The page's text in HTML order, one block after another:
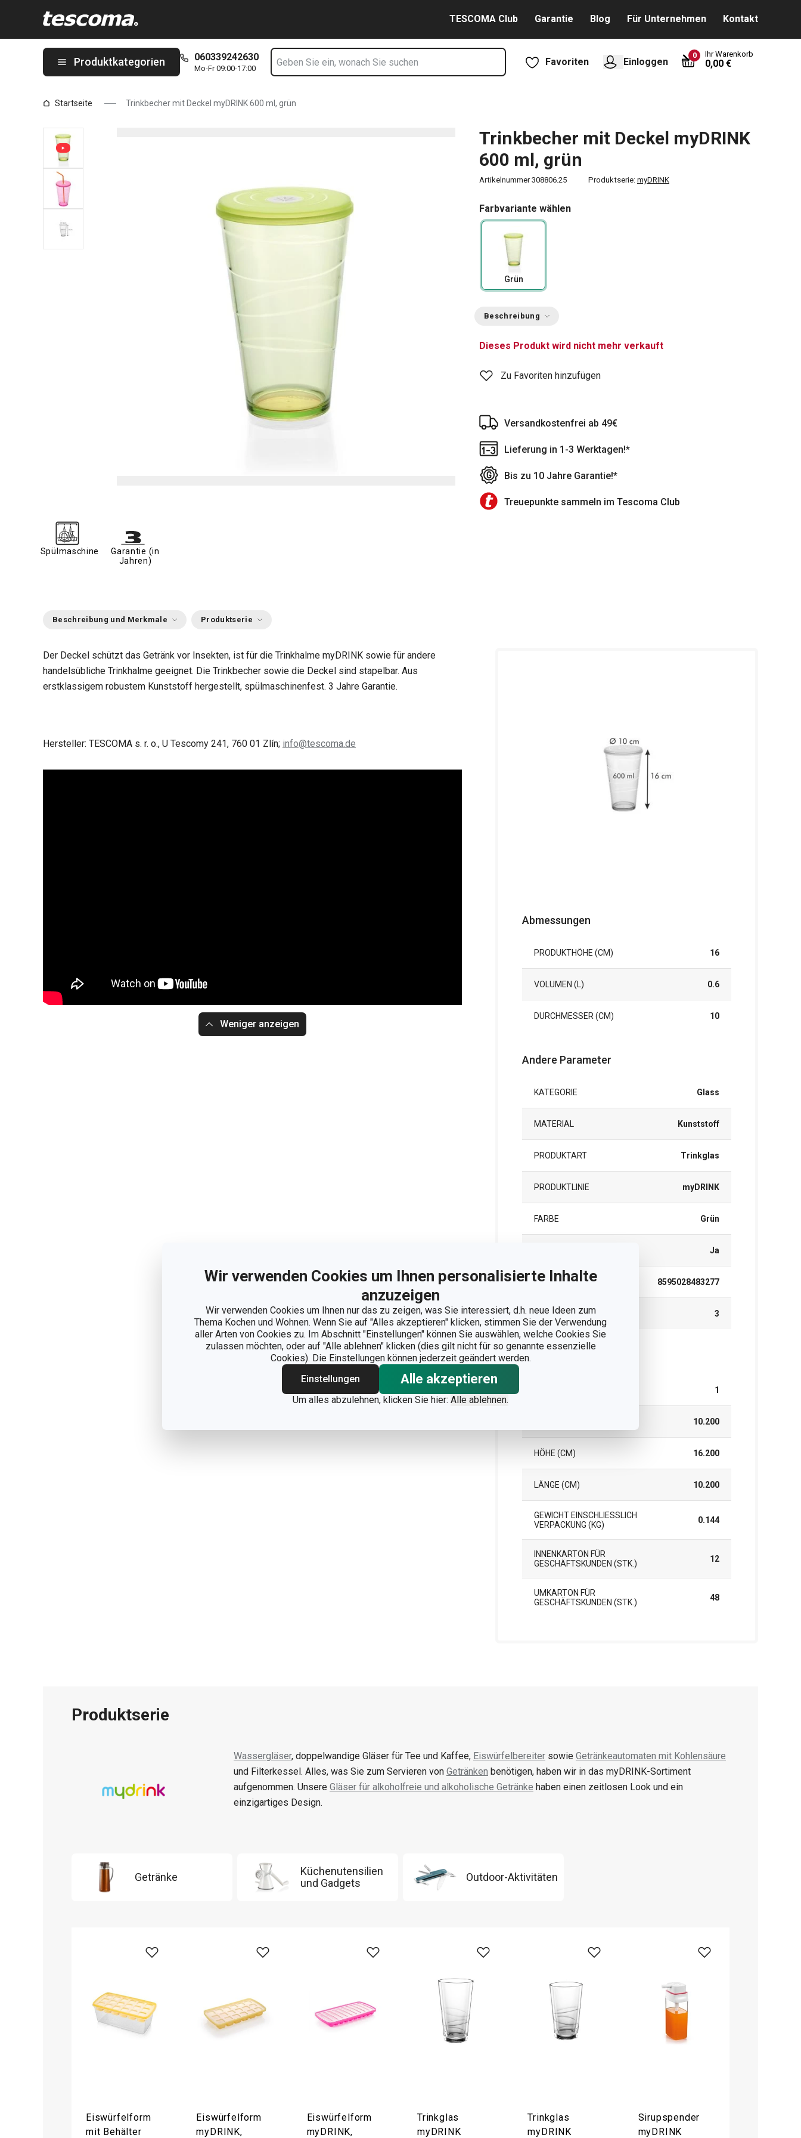
Wir verwenden Cookies um Ihnen personalisierte Inhalte
anzuzeigen
Wir verwenden Cookies um Ihnen nur das zu zeigen, was Sie interessiert, d.h. neue Ideen zum
Thema Kochen und Wohnen. Wenn Sie auf "Alles akzeptieren" klicken, stimmen Sie der Verwendung
aller Arten von Cookies zu. Im Abschnitt "Einstellungen" können Sie auswählen, welche Cookies Sie
zulassen möchten, oder auf "Alle ablehnen" klicken (dies gilt nicht für so genannte essenzielle
Cookies). Die Einstellungen können jederzeit geändert werden.
Einstellungen
Alle akzeptieren
Um alles abzulehnen, klicken Sie hier: Alle ablehnen.
TESCOMA Club Garantie Blog Für Unternehmen Kontakt
Produktkategorien 060339242630
Mo-Fr 09:00-17:00
Favoriten Einloggen
0 Ihr Warenkorb
0,00 €
Startseite Trinkbecher mit Deckel myDRINK 600 ml, grün
Trinkbecher mit Deckel myDRINK
600 ml, grün
Artikelnummer 308806.25 Produktserie: myDRINK
Farbvariante wählen
Grün
Beschreibung
Dieses Produkt wird nicht mehr verkauft
Zu Favoriten hinzufügen
Versandkostenfrei ab 49€
Lieferung in 1-3 Werktagen!*
Bis zu 10 Jahre Garantie!*
Treuepunkte sammeln im Tescoma Club
Spülmaschine
Garantie (in
Jahren)
Beschreibung und Merkmale Produktserie
Der Deckel schützt das Getränk vor Insekten, ist für die Trinkhalme myDRINK sowie für andere
handelsübliche Trinkhalme geeignet. Die Trinkbecher sowie die Deckel sind stapelbar. Aus
erstklassigem robustem Kunststoff hergestellt, spülmaschinenfest. 3 Jahre Garantie.
Hersteller: TESCOMA s. r. o., U Tescomy 241, 760 01 Zlín; info@tescoma.de
Weniger anzeigen
Abmessungen
PRODUKTHÖHE (CM) 16
VOLUMEN (L) 0.6
DURCHMESSER (CM) 10
Andere Parameter
KATEGORIE Glass
MATERIAL Kunststoff
PRODUKTART Trinkglas
PRODUKTLINIE myDRINK
FARBE Grün
Ja
EAN 8595028483277
GARANTIE (IN JAHREN) 3
Verpackung
1
10.200
HÖHE (CM) 16.200
LÄNGE (CM) 10.200
GEWICHT EINSCHLIESSLICH V
ERPACKUNG (KG)
0.144
INNENKARTON FÜR
GESCHÄFTSKUNDEN (STK.)
12
UMKARTON FÜR
GESCHÄFTSKUNDEN (STK.)
48
Produktserie
Wassergläser, doppelwandige Gläser für Tee und Kaffee, Eiswürfelbereiter sowie Getränkeautomaten mit Kohlensäure
und Filterkessel. Alles, was Sie zum Servieren von Getränken benötigen, haben wir in das myDRINK-Sortiment
aufgenommen. Unsere Gläser für alkoholfreie und alkoholische Getränke haben einen zeitlosen Look und ein
einzigartiges Design.
Getränke
Küchenutensilien
und Gadgets
Outdoor-Aktivitäten
Eiswürfelform
mit Behälter
Eiswürfelform
myDRINK,
Eiswürfelform
myDRINK,
Trinkglas
myDRINK
Trinkglas
myDRINK
Sirupspender
myDRINK